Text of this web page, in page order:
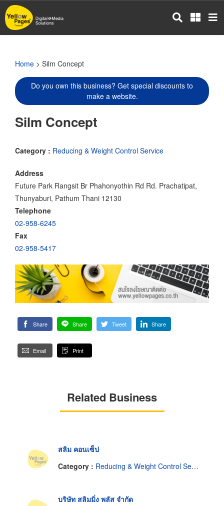
Skip
to
main
Home > Silm Concept
Do you own this business? Get special discounts to
make a website.
Silm Concept
Category : Reducing & Weight Control Service
Address
Future Park Rangsit Br Phahonyothin Rd Rd. Prachatipat,
Thunyaburi, Pathum Thani 12130
Telephone
02-958-6245
Fax
02-958-5417
Share Share Tweet Share
Email Print
Related Business
สลิม คอนเซ็ป
Category : Reducing & Weight Control Service
บริษัท สลิมมิ่ง พลัส จำกัด